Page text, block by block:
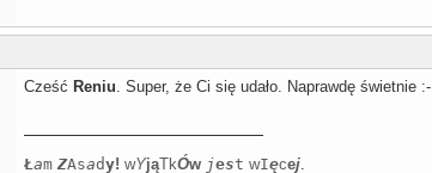
Cześć Reniu. Super, że Ci się udało. Naprawdę świetnie :-
Łam ZAsady! wYjąTkÓw jest wIęcej.